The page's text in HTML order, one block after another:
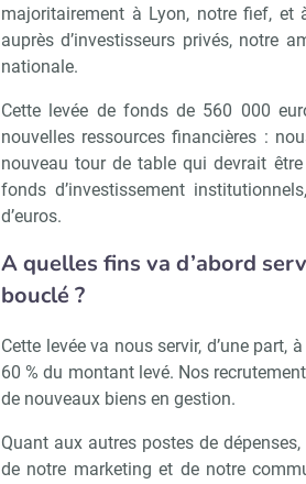
majoritairement à Lyon, notre fief, et
auprès d’investisseurs privés, notre
nationale.
Cette levée de fonds de 560 000
nouvelles ressources financières :
nouveau tour de table qui devrait
fonds d’investissement
d’euros.
A quelles fins va d’abord
bouclé ?
Cette levée va nous servir, d’une part,
60 % du montant levé. Nos
de nouveaux biens en gestion.
Quant aux autres postes de
de notre marketing et de notre